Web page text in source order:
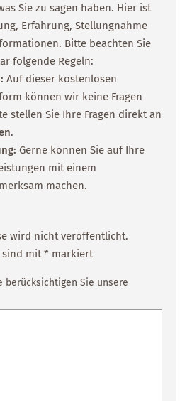
Sie zu sagen haben. Hier ist
Erfahrung, Stellungnahme
Bitte beachten Sie
folgende Regeln:
Auf dieser kostenlosen
können wir keine Fragen
stellen Sie Ihre Fragen direkt an
.
Gerne können Sie auf Ihre
mit einem
machen.
wird nicht veröffentlicht.
sind mit* markiert
berücksichtigen Sie unsere